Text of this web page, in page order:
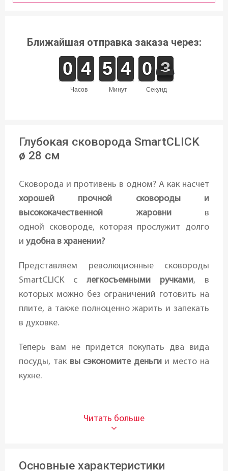
Ближайшая отправка заказа через:
часов
9
9
0
0 3
3
4
4
минут
4
4
5
5 3
3
4
4
секунд
9
9
0
0 3
3
2
Глубокая сковорода SmartCLICK
ø 28 см
Сковорода и противень в одном? А как насчет
хорошей прочной сковороды и
высококачественной жаровнив
одной сковороде, которая прослужит долго
иудобна в хранении?
Представляем революционные сковороды
SmartCLICK с легкосъемными ручками, в
которых можно без ограничений готовить на
плите, а также полноценно жарить и запекать
в духовке.
Теперь вам не придется покупать два вида
посуды, так вы сэкономите деньгии место на
кухне.
установленной ручкой SmartCLICK
представляет собой высококачественную
Основные характеристики